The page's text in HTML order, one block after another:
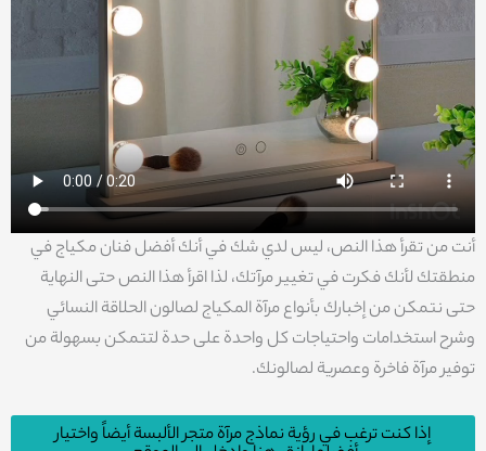
أنت من تقرأ هذا النص، ليس لدي شك في أنك أفضل فنان مكياج في
منطقتك لأنك فكرت في تغيير مرآتك، لذا اقرأ هذا النص حتى النهاية
حتى نتمكن من إخبارك بأنواع مرآة المكياج لصالون الحلاقة النسائي
وشرح استخدامات واحتياجات كل واحدة على حدة لتتمكن بسهولة من
توفير مرآة فاخرة وعصرية لصالونك.
إذا كنت ترغب في رؤية نماذج مرآة متجر الألبسة أيضاً واختيار